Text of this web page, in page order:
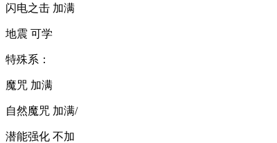
闪电之击 加满
地震 可学
特殊系：
魔咒 加满
自然魔咒 加满/
潜能强化 不加